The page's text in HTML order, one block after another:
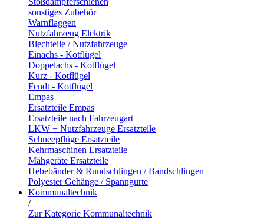
sonstiges Zubehör
Warnflaggen
Nutzfahrzeug Elektrik
Blechteile / Nutzfahrzeuge
Einachs - Kotflügel
Doppelachs - Kotflügel
Kurz - Kotflügel
Fendt - Kotflügel
Empas
Ersatzteile Empas
Ersatzteile nach Fahrzeugart
LKW + Nutzfahrzeuge Ersatzteile
Schneepflüge Ersatzteile
Kehrmaschinen Ersatzteile
Mähgeräte Ersatzteile
Hebebänder & Rundschlingen / Bandschlingen
Polyester Gehänge / Spanngurte
Kommunaltechnik
/
Zur Kategorie Kommunaltechnik